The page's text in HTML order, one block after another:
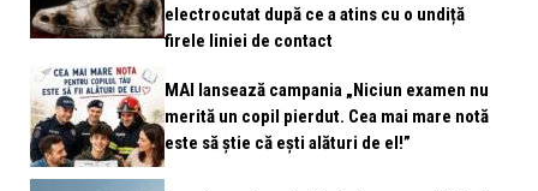
electrocutat după ce a atins cu o undiță
firele liniei de contact
MAI lansează campania „Niciun examen nu
merită un copil pierdut. Cea mai mare notă
este să știe că ești alături de el!”